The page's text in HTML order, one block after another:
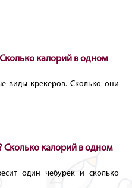
калорий в одном
виды крекеров. Сколько они
Сколько калорий в одном
один чебурек и сколько